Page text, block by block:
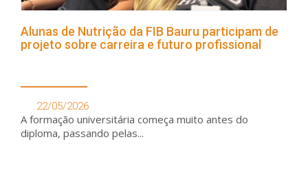
Alunas de Nutrição da FIB Bauru participam de
projeto sobre carreira e futuro profissional
22/05/2026
A formação universitária começa muito antes do
diploma, passando pelas...